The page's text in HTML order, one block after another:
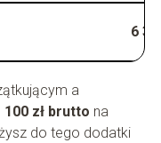
6
a
100 zł brutto na
do tego dodatki